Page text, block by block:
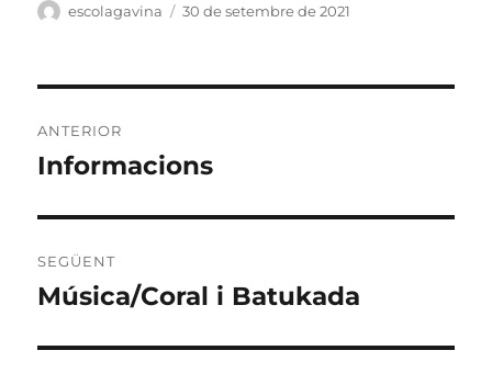
Autor
escolagavina
Publicat
30 de setembre de 2021
d'entrades
ANTERIOR
Entrada
Informacions
SEGÜENT
Entrada
Música/Coral i Batukada